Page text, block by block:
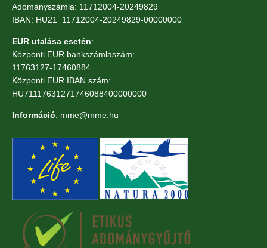
Adományszámla: 11712004-20249829
IBAN: HU21 11712004-20249829-00000000
EUR utalása esetén:
Központi EUR bankszámlaszám:
11763127-17460884
Központi EUR IBAN szám:
HU71117631271746088400000000
Információ: mme@mme.hu